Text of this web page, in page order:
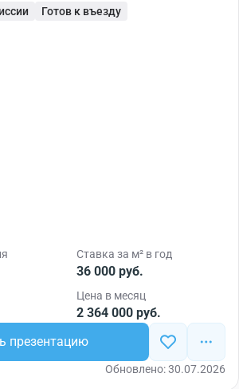
Готов к въезду
Ставка за м² в год
36 000 руб.
Цена в месяц
2 364 000 руб.
презентацию
Обновлено: 30.07.2026